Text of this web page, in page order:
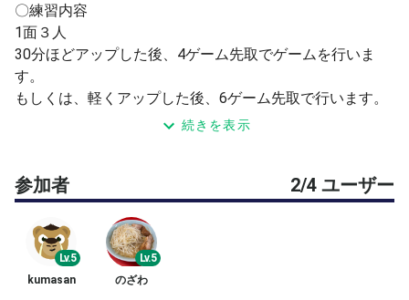
〇練習内容
1面３人
30分ほどアップした後、4ゲーム先取でゲームを行いま
す。
もしくは、軽くアップした後、6ゲーム先取で行います。
を行います。
2面４人
5分ほどアップしてから6ゲーム先取でゲームを行いま
す。
続きを表示
参加者 2/4 ユーザー
Lv.5
kumasan
Lv.5
のざわ